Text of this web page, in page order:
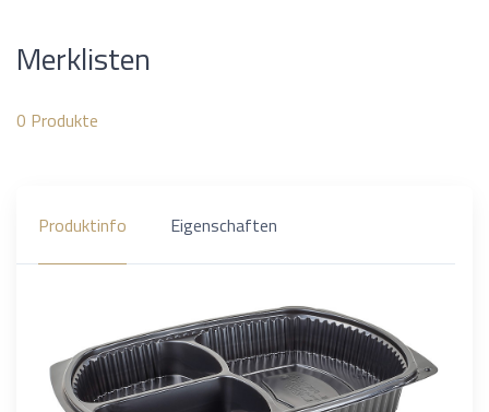
Merklisten
0 Produkte
Produktinfo Eigenschaften